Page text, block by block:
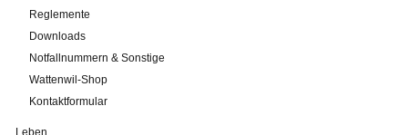
Reglemente
Downloads
Notfallnummern & Sonstige
Wattenwil-Shop
Kontaktformular
Leben